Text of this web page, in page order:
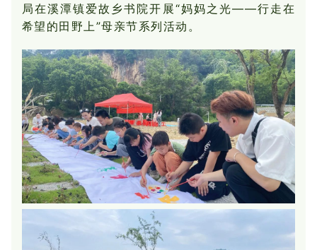
局在溪潭镇爱故乡书院开展“妈妈之光——行走在
希望的田野上”母亲节系列活动。